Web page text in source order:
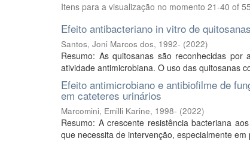
Itens para a visualização no momento 21-40 of 55
Efeito antibacteriano in vitro de
Santos, Joni Marcos dos, 1992- (2022)
Resumo: As quitosanas são reconhecidas por
atividade antimicrobiana. O uso das quitosanas
Efeito antimicrobiano e antibiofilme de
em cateteres urinários
Marcomini, Emilli Karine, 1998- (2022)
Resumo: A crescente resistência bacteriana
que necessita de intervenção, especialmente